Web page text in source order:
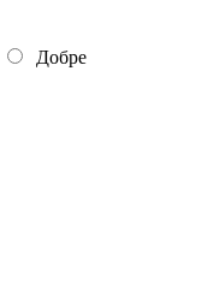
Добре